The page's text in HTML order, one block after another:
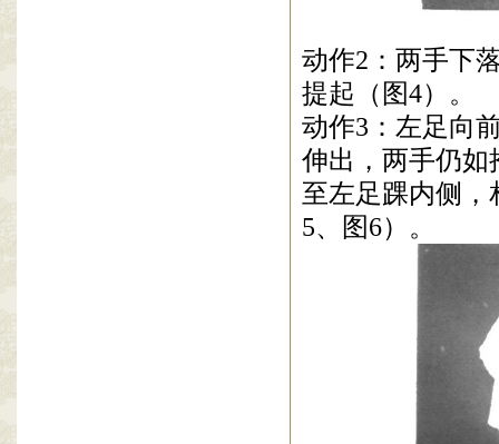
动作2 ：两手下
提起（图4）。
动作3 ：左足向
伸出，两手仍如
至左足踝内侧，
5、图6）。